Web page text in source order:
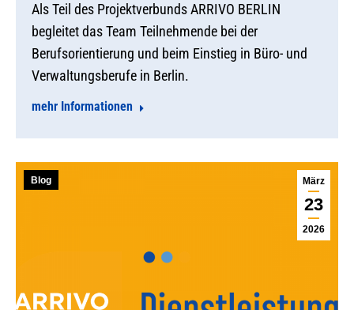
Als Teil des Projektverbunds ARRIVO BERLIN
begleitet das Team Teilnehmende bei der
Berufsorientierung und beim Einstieg in Büro- und
Verwaltungsberufe in Berlin.
mehr Informationen
März
23
2026
Blog